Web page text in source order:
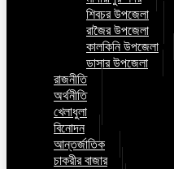
শিবচর উপজেলা
রাজৈর উপজেলা
কালকিনি উপজেলা
ডাসার উপজেলা
রাজনীতি
অর্থনীতি
খেলাধুলা
বিনোদন
আন্তর্জাতিক
চাকরীর বাজার